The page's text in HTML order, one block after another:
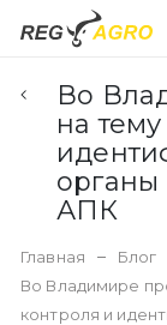
Во
на
органы
АПК
Главная Блог
Во Владимире
контроля и